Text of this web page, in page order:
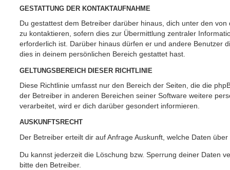
GESTATTUNG DER KONTAKTAUFNAHME
Du gestattest dem Betreiber darüber hinaus, dich unter den
zu kontaktieren, sofern dies zur Übermittlung zentraler
erforderlich ist. Darüber hinaus dürfen er und andere Benutzer
dies in deinem persönlichen Bereich gestattet hast.
GELTUNGSBEREICH DIESER RICHTLINIE
Diese Richtlinie umfasst nur den Bereich der Seiten, die die
der Betreiber in anderen Bereichen seiner Software weitere
verarbeitet, wird er dich darüber gesondert informieren.
AUSKUNFTSRECHT
Der Betreiber erteilt dir auf Anfrage Auskunft, welche Daten
Du kannst jederzeit die Löschung bzw. Sperrung deiner Daten
bitte den Betreiber.